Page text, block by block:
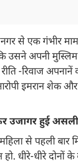
से एक गंभीर
उसने अपनी
-रिवाज अपनानें
इमरान शेक
उजागर हुई
से पहली बार
धीरे-धीरे दोनों